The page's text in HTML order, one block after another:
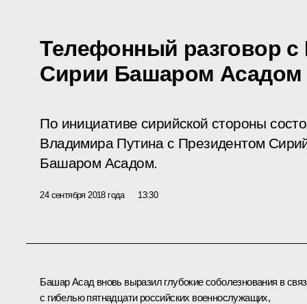
Телефонный разговор с
Сирии Башаром Асадом
По инициативе сирийской стороны
Владимира Путина с Президентом
Башаром Асадом.
24 сентября 2018 года 13:30
Башар Асад вновь выразил глубокие соболезнования в
с гибелью пятнадцати российских военнослужащих,